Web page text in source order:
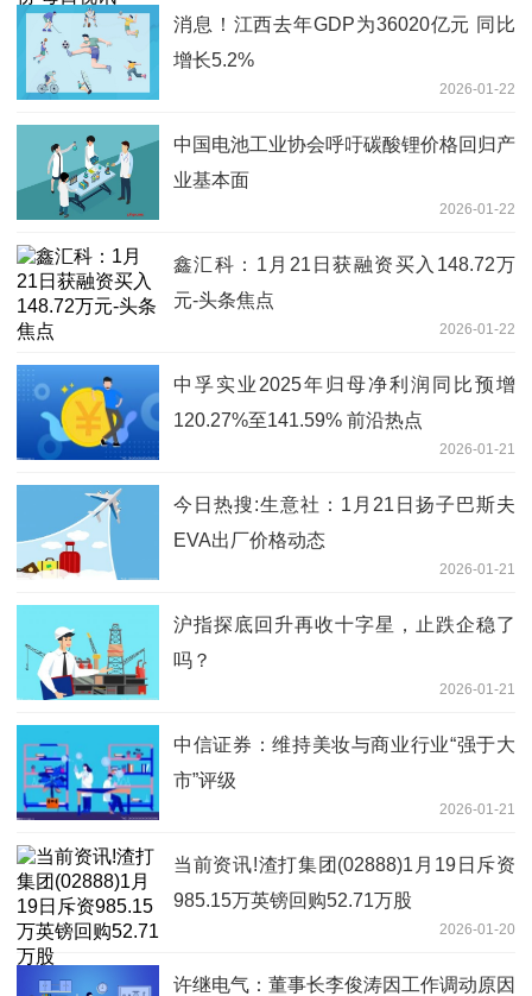
消息！江西去年GDP为36020亿元 同比
增长5.2%
2026-01-22
中国电池工业协会呼吁碳酸锂价格回归产
业基本面
2026-01-22
鑫汇科：1月21日获融资买入148.72万
元-头条焦点
2026-01-22
中孚实业2025年归母净利润同比预增
120.27%至141.59% 前沿热点
2026-01-21
今日热搜:生意社：1月21日扬子巴斯夫
EVA出厂价格动态
2026-01-21
沪指探底回升再收十字星，止跌企稳了
吗？
2026-01-21
中信证券：维持美妆与商业行业“强于大
市”评级
2026-01-21
当前资讯!渣打集团(02888)1月19日斥资
985.15万英镑回购52.71万股
2026-01-20
许继电气：董事长李俊涛因工作调动原因